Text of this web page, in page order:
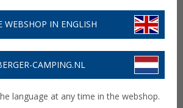
WEBSHOP IN ENGLISH
CAMPING.NL
language at any time in the webshop.